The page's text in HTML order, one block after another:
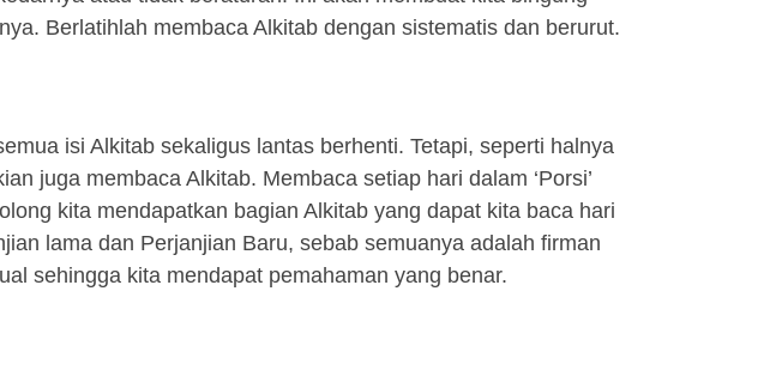
Berlatihlah membaca Alkitab dengan sistematis dan berurut.
isi Alkitab sekaligus lantas berhenti. Tetapi, seperti halnya
juga membaca Alkitab. Membaca setiap hari dalam ‘Porsi’
kita mendapatkan bagian Alkitab yang dapat kita baca hari
lama dan Perjanjian Baru, sebab semuanya adalah firman
sehingga kita mendapat pemahaman yang benar.